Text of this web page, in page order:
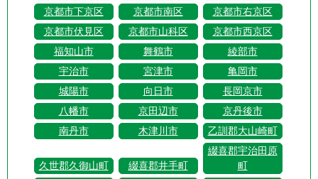
京都市下京区
京都市南区
京都市右京区
京都市伏見区
京都市山科区
京都市西京区
福知山市
舞鶴市
綾部市
宇治市
宮津市
亀岡市
城陽市
向日市
長岡京市
八幡市
京田辺市
京丹後市
南丹市
木津川市 乙訓郡大山崎町
久世郡久御山町 綴喜郡井手町
綴喜郡宇治田原
町